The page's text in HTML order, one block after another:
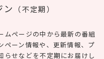
ン （不定期）
ムページの中から最新の番組
ペーン情報や、更新情報、プ
らせなどを不定期にお届けし